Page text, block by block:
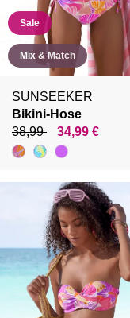
Sale
Mix & Match
SUNSEEKER
Bikini-Hose
38,99
34,99 €